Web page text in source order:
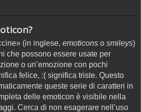
(in inglese, emoticons o smileys)
che possono essere usate per
o un’emozione con pochi
felice, :( significa triste. Questo
queste serie di caratteri in
delle emoticon è visibile nella
Cerca di non esagerare nell’uso